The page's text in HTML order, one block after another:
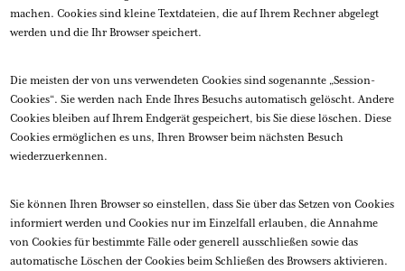
machen. Cookies sind kleine Textdateien, die auf Ihrem Rechner abgelegt
werden und die Ihr Browser speichert.
Die meisten der von uns verwendeten Cookies sind sogenannte „Session-
Cookies“. Sie werden nach Ende Ihres Besuchs automatisch gelöscht. Andere
Cookies bleiben auf Ihrem Endgerät gespeichert, bis Sie diese löschen. Diese
Cookies ermöglichen es uns, Ihren Browser beim nächsten Besuch
wiederzuerkennen.
Sie können Ihren Browser so einstellen, dass Sie über das Setzen von Cookies
informiert werden und Cookies nur im Einzelfall erlauben, die Annahme
von Cookies für bestimmte Fälle oder generell ausschließen sowie das
automatische Löschen der Cookies beim Schließen des Browsers aktivieren.